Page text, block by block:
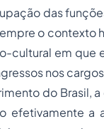
das
o contexto
cultural em que
nos
do Brasil,
efetivamente a